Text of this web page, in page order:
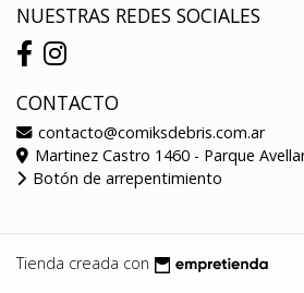
NUESTRAS REDES SOCIALES
CONTACTO
contacto@comiksdebris.com.ar
Martinez Castro 1460 - Parque
Botón de arrepentimiento
Tienda creada con